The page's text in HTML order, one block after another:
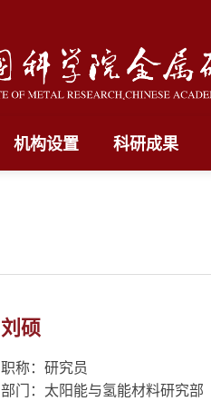
机构设置 科研成果
刘硕
职称：研究员
部门：太阳能与氢能材料研究部